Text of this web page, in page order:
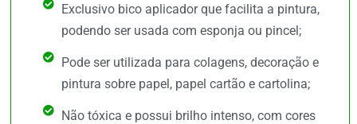
Exclusivo bico aplicador que facilita a pintura,
podendo ser usada com esponja ou pincel;
Pode ser utilizada para colagens, decoração e
pintura sobre papel, papel cartão e cartolina;
Não tóxica e possui brilho intenso, com cores